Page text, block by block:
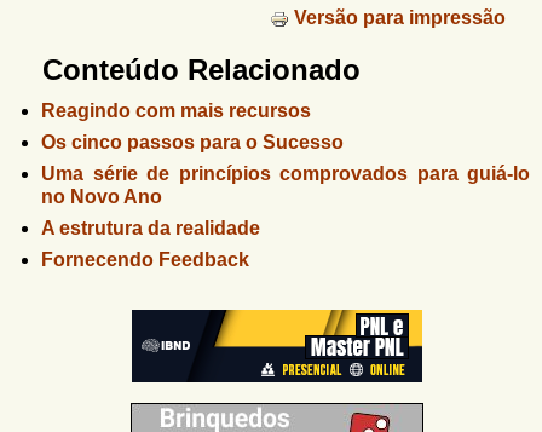
Versão para impressão
Conteúdo Relacionado
Reagindo com mais recursos
Os cinco passos para o Sucesso
Uma série de princípios comprovados para guiá-lo
no Novo Ano
A estrutura da realidade
Fornecendo Feedback